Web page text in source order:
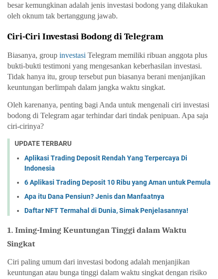
besar kemungkinan adalah jenis investasi bodong yang dilakukan
oleh oknum tak bertanggung jawab.
Ciri-Ciri Investasi Bodong di Telegram
Biasanya, group investasi Telegram memiliki ribuan anggota plus
bukti-bukti testimoni yang mengesankan keberhasilan investasi.
Tidak hanya itu, group tersebut pun biasanya berani menjanjikan
keuntungan berlimpah dalam jangka waktu singkat.
Oleh karenanya, penting bagi Anda untuk mengenali ciri investasi
bodong di Telegram agar terhindar dari tindak penipuan. Apa saja
ciri-cirinya?
UPDATE TERBARU
Aplikasi Trading Deposit Rendah Yang Terpercaya Di
Indonesia
6 Aplikasi Trading Deposit 10 Ribu yang Aman untuk Pemula
Apa itu Dana Pensiun? Jenis dan Manfaatnya
Daftar NFT Termahal di Dunia, Simak Penjelasannya!
1. Iming-Iming Keuntungan Tinggi dalam Waktu
Singkat
Ciri paling umum dari investasi bodong adalah menjanjikan
keuntungan atau bunga tinggi dalam waktu singkat dengan risiko